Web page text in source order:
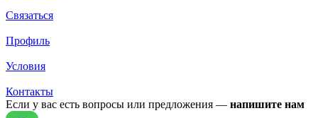
Связаться
Профиль
Условия
Контакты
Если у вас есть вопросы или предложения — напишите нам